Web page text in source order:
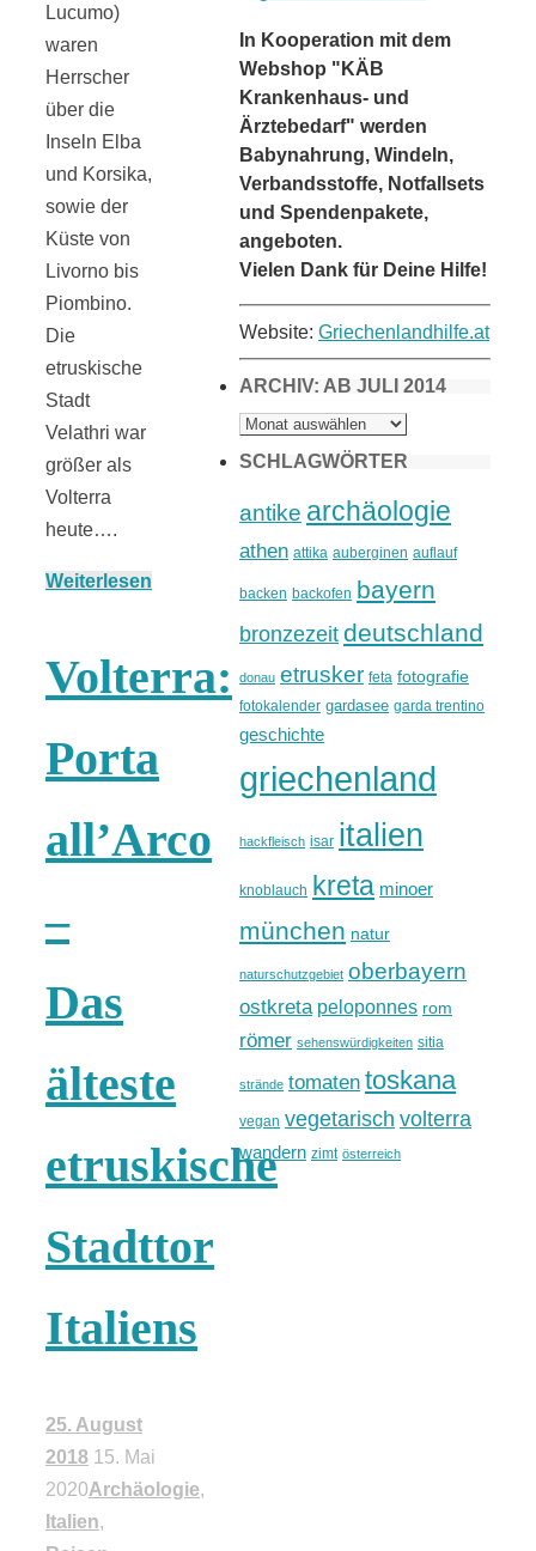
Lucumo)
waren
Herrscher
über die
Inseln Elba
und Korsika,
sowie der
Küste von
Livorno bis
Piombino.
Die
etruskische
Stadt
Velathri war
größer als
Volterra
heute….
Weiterlesen
Volterra:
Porta
all’Arco
–
Das
älteste
etruskische
Stadttor
Italiens
25. August
2018 15. Mai
2020Archäologie,
Italien,
In Kooperation mit dem
Webshop "KÄB
Krankenhaus- und
Ärztebedarf" werden
Babynahrung, Windeln,
Verbandsstoffe, Notfallsets
und Spendenpakete,
angeboten.
Vielen Dank für Deine Hilfe!
Website: Griechenlandhilfe.at
ARCHIV: AB JULI 2014
ARCHIV:
AB
2014
SCHLAGWÖRTER
antike archäologie
athen attika auberginen auflauf
backen backofen bayern
bronzezeit deutschland
donau etrusker feta fotografie
fotokalender gardasee garda trentino
geschichte
griechenland
hackfleisch isar italien
knoblauch kreta minoer
münchen natur
naturschutzgebiet oberbayern
ostkreta peloponnes rom
römer sehenswürdigkeiten sitia
strände tomaten toskana
vegan vegetarisch volterra
wandern zimt österreich